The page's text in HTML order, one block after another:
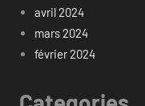
avril 2024
mars 2024
février 2024